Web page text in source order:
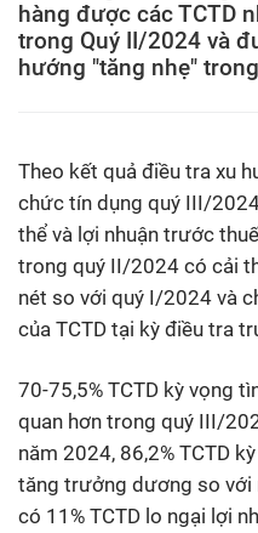
hàng được các TCTD
trong Quý II/2024 và
hướng "tăng nhẹ"
Theo kết quả điều tra xu
chức tín dụng quý III/
thể và lợi nhuận trước
trong quý II/2024 có cải
nét so với quý I/2024 và
của TCTD tại kỳ điều tra
70-75,5% TCTD kỳ vọng
quan hơn trong quý III/
năm 2024, 86,2% TCTD
tăng trưởng dương so với
có 11% TCTD lo ngại lợi